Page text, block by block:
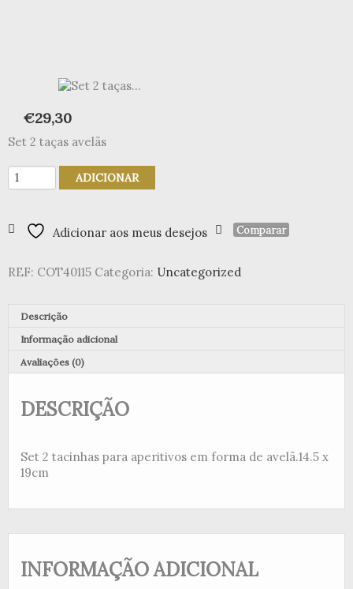
€29,30
Set 2 taças avelãs
Quantidade
de
taças
ADICIONAR
Adicionar aos meus desejos Comparar
REF: COT40115 Categoria: Uncategorized
Descrição
Informação adicional
Avaliações (0)
DESCRIÇÃO
Set 2 tacinhas para aperitivos em forma de avelã.14.5 x
19cm
INFORMAÇÃO ADICIONAL